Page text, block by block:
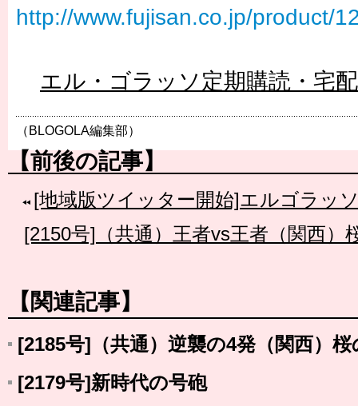
http://www.fujisan.co.jp/product/
エル・ゴラッソ定期購読・宅
（BLOGOLA編集部）
【前後の記事】
[地域版ツイッター開始]エルゴラッ
[2150号]（共通）王者vs王者（関西）
【関連記事】
[2185号]（共通）逆襲の4発（関西）桜
[2179号]新時代の号砲